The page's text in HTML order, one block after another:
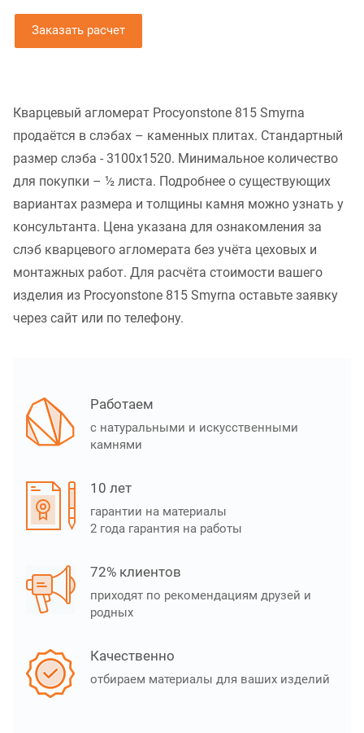
Заказать расчет
Кварцевый агломерат Procyonstone 815 Smyrna
продаётся в слэбах – каменных плитах. Стандартный
размер слэба - 3100x1520. Минимальное количество
для покупки – ½ листа. Подробнее о существующих
вариантах размера и толщины камня можно узнать у
консультанта. Цена указана для ознакомления за
слэб кварцевого агломерата без учёта цеховых и
монтажных работ. Для расчёта стоимости вашего
изделия из Procyonstone 815 Smyrna оставьте заявку
через сайт или по телефону.
Работаем
с натуральными и искусственными
камнями
10 лет
гарантии на материалы
2 года гарантия на работы
72% клиентов
приходят по рекомендациям друзей и
родных
Качественно
отбираем материалы для ваших изделий